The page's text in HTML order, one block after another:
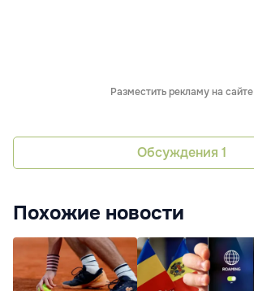
Разместить рекламу на сайте
Обсуждения 1
Похожие новости